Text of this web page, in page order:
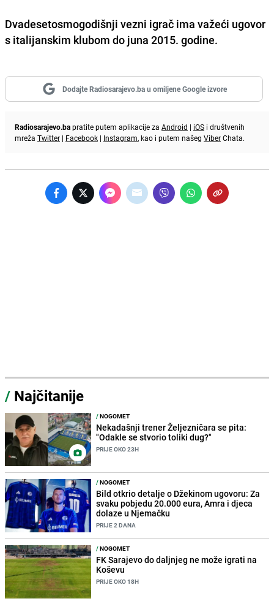
Dvadesetosmogodišnji vezni igrač ima važeći ugovor
s italijanskim klubom do juna 2015. godine.
Dodajte Radiosarajevo.ba u omiljene Google izvore
Radiosarajevo.bapratite putem aplikacije za Android | iOS i društvenih
mreža Twitter | Facebook | Instagram, kao i putem našeg ViberChata.
/ Najčitanije
/NOGOMET
Nekadašnji trener Željezničara se pita:
"Odakle se stvorio toliki dug?"
PRIJE OKO 23H
/NOGOMET
Bild otkrio detalje o Džekinom ugovoru: Za
svaku pobjedu 20.000 eura, Amra i djeca
dolaze u Njemačku
PRIJE 2 DANA
/NOGOMET
FK Sarajevo do daljnjeg ne može igrati na
Koševu
PRIJE OKO 18H